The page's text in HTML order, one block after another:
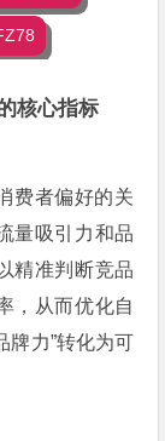
核心指标
费者偏好的关
量吸引力和品
精准判断竞品
，从而优化自
牌力”转化为可